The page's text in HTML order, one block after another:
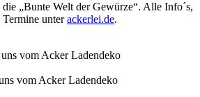
„Bunte Welt der Gewürze“. Alle Info´s,
unterackerlei.de.